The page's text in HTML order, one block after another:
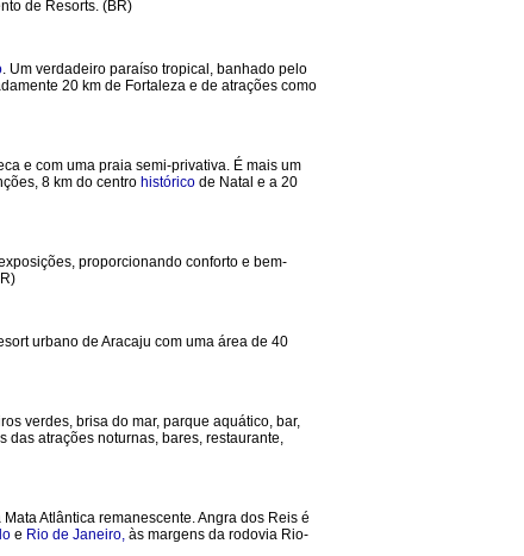
de Resorts. (BR)
. Um verdadeiro paraíso tropical, banhado pelo
20 km de Fortaleza e de atrações como
e com uma praia semi-privativa. É mais um
8 km do centro histórico de Natal e a 20
proporcionando conforto e bem-
urbano de Aracaju com uma área de 40
verdes, brisa do mar, parque aquático, bar,
das atrações noturnas, bares, restaurante,
Atlântica remanescente. Angra dos Reis é
e Rio de Janeiro, às margens da rodovia Rio-